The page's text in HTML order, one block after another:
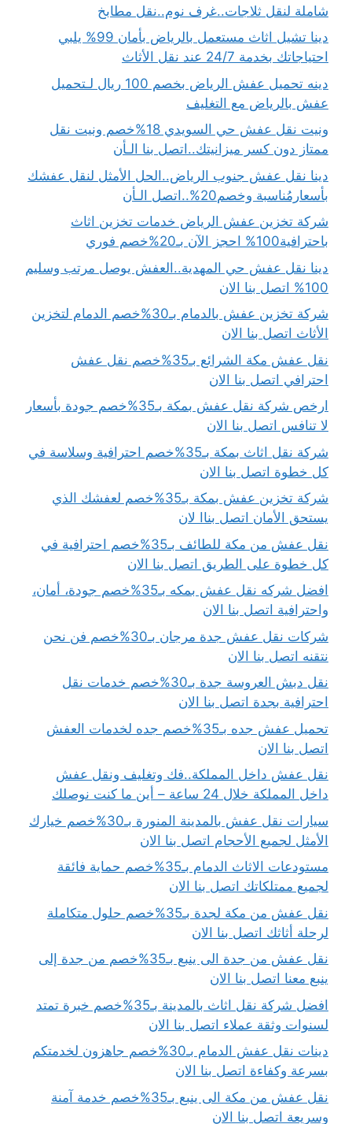
شاملة لنقل ثلاجات..غرف نوم..نقل مطابخ
دينا تشيل اثاث مستعمل بالرياض بأمان 99% يلبي
احتياجاتك بخدمة 24/7 عند نقل الأثاث
دينه تحميل عفش الرياض بخصم 100 ريال لـتحميل
عفش بالرياض مع التغليف
ونيت نقل عفش حي السويدي 18%خصم ونيت نقل
ممتاز دون كسر ميزانيتك..اتصل بنا الـأن
دينا نقل عفش جنوب الرياض..الحل الأمثل لنقل عفشك
بأسعارمُناسبة وخصم20%..اتصل الـأن
شركة تخزين عفش الرياض خدمات تخزين اثاث
باحترافية100% احجز الآن بـ20%خصم فوري
دينا نقل عفش حي المهدية..العفش يوصل مرتب وسليم
100% اتصل بنا الان
شركة تخزين عفش بالدمام بـ30%خصم الدمام لتخزين
الأثاث اتصل بنا الان
نقل عفش مكة الشرائع بـ35%خصم نقل عفش
احترافي اتصل بنا الان
ارخص شركة نقل عفش بمكة بـ35%خصم جودة بأسعار
لا تنافس اتصل بنا الان
شركة نقل اثاث بمكة بـ35%خصم احترافية وسلاسة في
كل خطوة اتصل بنا الان
شركة تخزين عفش بمكة بـ35%خصم لعفشك الذي
يستحق الأمان اتصل بناا لان
نقل عفش من مكة للطائف بـ35%خصم احترافية في
كل خطوة على الطريق اتصل بنا الان
افضل شركه نقل عفش بمكه بـ35%خصم جودة، أمان،
واحترافية اتصل بنا الان
شركات نقل عفش جدة مرجان بـ30%خصم فن نحن
نتقنه اتصل بنا الان
نقل دبش العروسة جدة بـ30%خصم خدمات نقل
احترافية بجدة اتصل بنا الان
تحميل عفش جده بـ35%خصم جده لخدمات العفش
اتصل بنا الان
نقل عفش داخل المملكة..فك وتغليف ونقل عفش
داخل المملكة خلال 24 ساعة – أين ما كنت نوصلك
سيارات نقل عفش بالمدينة المنورة بـ30%خصم خيارك
الأمثل لجميع الأحجام اتصل بنا الان
مستودعات الاثاث الدمام بـ35%خصم حماية فائقة
لجميع ممتلكاتك اتصل بنا الان
نقل عفش من مكة لجدة بـ35%خصم حلول متكاملة
لرحلة أثاثك اتصل بنا الان
نقل عفش من جدة الى ينبع بـ35%خصم من جدة إلى
ينبع معنا اتصل بنا الان
افضل شركة نقل اثاث بالمدينة بـ35%خصم خبرة تمتد
لسنوات وثقة عملاء اتصل بنا الان
دينات نقل عفش الدمام بـ30%خصم جاهزون لخدمتكم
بسرعة وكفاءة اتصل بنا الان
نقل عفش من مكة الى ينبع بـ35%خصم خدمة آمنة
وسريعة اتصل بنا الان